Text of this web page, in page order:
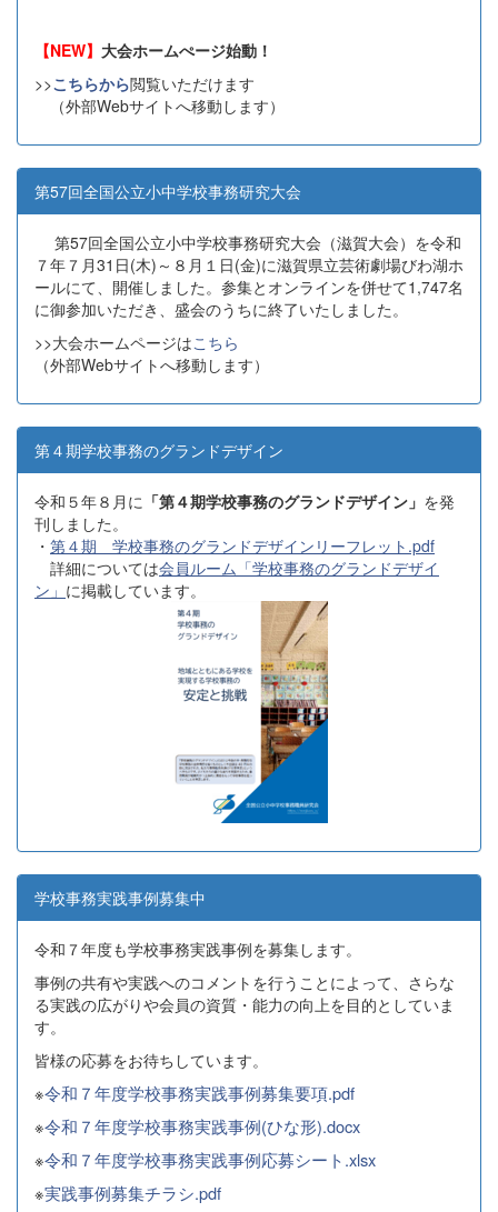
【NEW】 大会ホームぺージ始動！
>>こちらから閲覧いただけます
（外部Webサイトへ移動します）
第57回全国公立小中学校事務研究大会
第57回全国公立小中学校事務研究大会（滋賀大会）を令和
７年７月31日(木)～８月１日(金)に滋賀県立芸術劇場びわ湖ホ
ールにて、開催しました。参集とオンラインを併せて1,747名
に御参加いただき、盛会のうちに終了いたしました。
>>大会ホームページはこちら
（外部Webサイトへ移動します）
第４期学校事務のグランドデザイン
令和５年８月に 「第４期学校事務のグランドデザイン」 を発
刊しました。
・ 第４期 学校事務のグランドデザインリーフレット.pdf
詳細については会員ルーム「学校事務のグランドデザイ
ン」 に掲載しています。
学校事務実践事例募集中
令和７年度も学校事務実践事例を募集します。
事例の共有や実践へのコメントを行うことによって、さらな
る実践の広がりや会員の資質・能力の向上を目的としていま
す。
皆様の応募をお待ちしています。
※令和７年度学校事務実践事例募集要項.pdf
※令和７年度学校事務実践事例(ひな形).docx
※令和７年度学校事務実践事例応募シート.xlsx
※実践事例募集チラシ.pdf